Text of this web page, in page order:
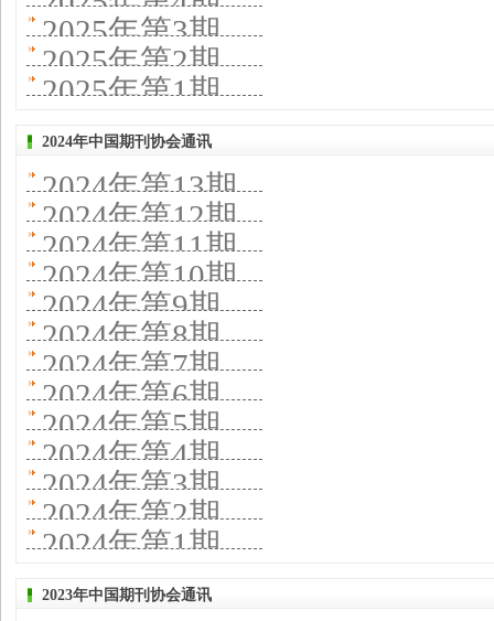
2025年第3期
2025年第2期
2025年第1期
2024年中国期刊协会通讯
2024年第13期
2024年第12期
2024年第11期
2024年第10期
2024年第9期
2024年第8期
2024年第7期
2024年第6期
2024年第5期
2024年第4期
2024年第3期
2024年第2期
2024年第1期
2023年中国期刊协会通讯